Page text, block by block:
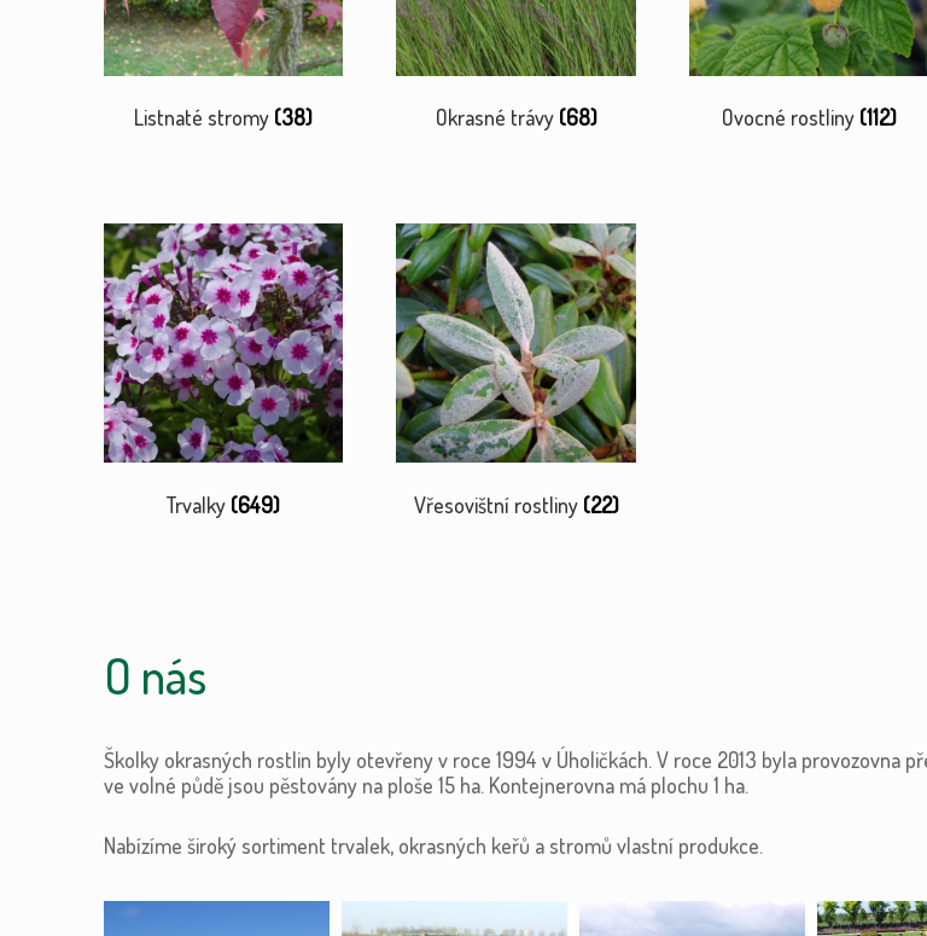
Listnaté stromy (38) Okrasné trávy (68) Ovocné rostliny (112)
Trvalky (649) Vřesovištní rostliny (22)
O nás
Školky okrasných rostlin byly otevřeny v roce 1994 v Úholičkách. V roce 2013 byla provozovna
ve volné půdě jsou pěstovány na ploše 15 ha. Kontejnerovna má plochu 1 ha.
Nabízíme široký sortiment trvalek, okrasných keřů a stromů vlastní produkce.